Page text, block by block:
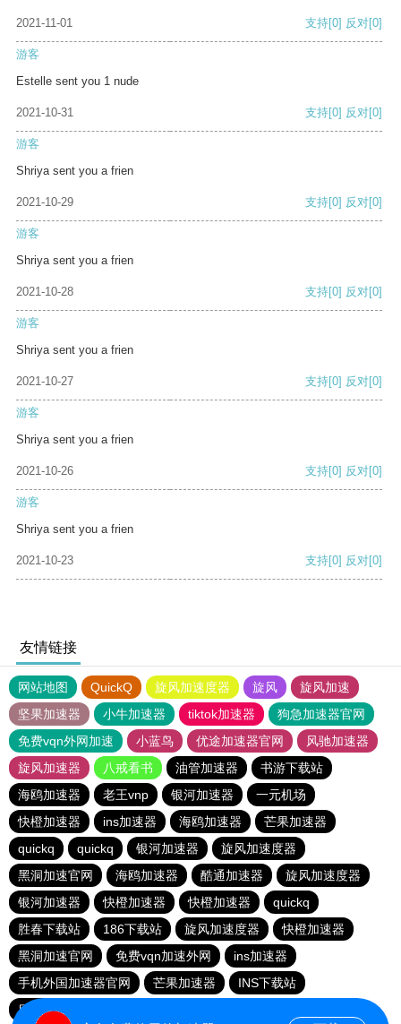
2021-11-01 支持[0] 反对[0]
游客
Estelle sent you 1 nude
2021-10-31 支持[0] 反对[0]
游客
Shriya sent you a frien
2021-10-29 支持[0] 反对[0]
游客
Shriya sent you a frien
2021-10-28 支持[0] 反对[0]
游客
Shriya sent you a frien
2021-10-27 支持[0] 反对[0]
游客
Shriya sent you a frien
2021-10-26 支持[0] 反对[0]
游客
Shriya sent you a frien
2021-10-23 支持[0] 反对[0]
友情链接
网站地图 QuickQ 旋风加速度器 旋风
旋风加速
坚果加速器
小牛加速器 tiktok加速器
狗急加速器官网
免费vqn外网加速
小蓝鸟 优途加速器官网
风驰加速器
旋风加速器
八戒看书 油管加速器
书游下载站
海鸥加速器
老王vnp 银河加速器
一元机场
快橙加速器
ins加速器 海鸥加速器
芒果加速器
quickq
quickq 银河加速器
旋风加速度器
黑洞加速官网
海鸥加速器 酷通加速器
旋风加速度器
银河加速器
快橙加速器 快橙加速器
quickq
胜春下载站
186下载站 旋风加速度器
快橙加速器
黑洞加速官网
免费vqn加速外网
ins加速器
手机外国加速器官网
芒果加速器
INS下载站
目标下载站